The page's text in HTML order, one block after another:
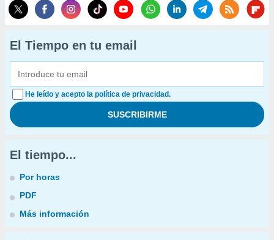
El Tiempo en tu email
He leído y acepto la política de privacidad.
El tiempo...
Por horas
PDF
Más información